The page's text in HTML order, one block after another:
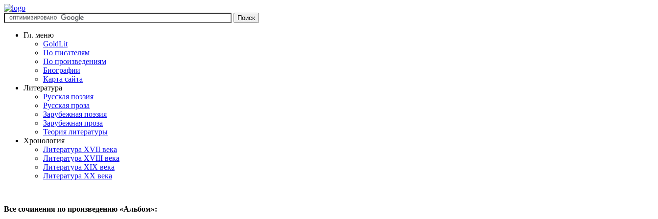
Гл. меню
GoldLit
По писателям
По произведениям
Биографии
Карта сайта
Литература
Русская поэзия
Русская проза
Зарубежная поэзия
Зарубежная проза
Теория литературы
Хронология
Литература XVII века
Литература XVIII века
Литература XIX века
Литература XX века
Все сочинения по произведению «Альбом»: